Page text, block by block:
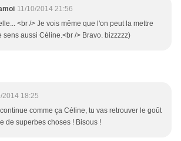
11/10/2014 21:56
<br /> Je vois même que l'on peut la mettre
sens aussi Céline.<br /> Bravo. bizzzzz)
2014 18:25
comme ça Céline, tu vas retrouver le goût
de superbes choses ! Bisous !